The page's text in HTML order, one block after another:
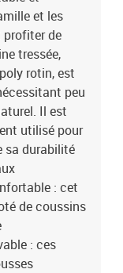
dossier : fibre de
x 3 cm (l x P x
13 cm (L x l x é) La
x siège
avec housse
et les
profiter de
tressée,
rotin, est
peu
Il est
utilisé pour
sa durabilité
: cet
de coussins
: ces